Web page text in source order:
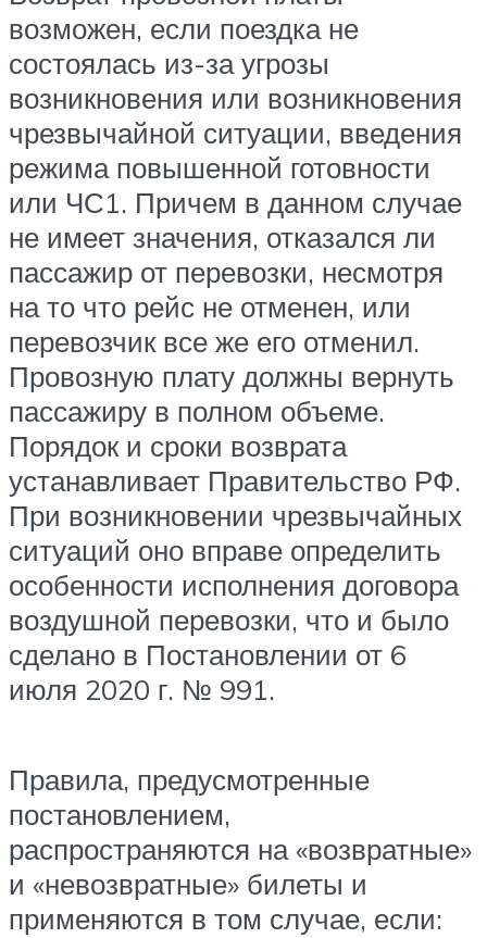
возможен, если поездка не
состоялась из-за угрозы
возникновения или возникновения
чрезвычайной ситуации, введения
режима повышенной готовности
или ЧС1. Причем в данном случае
не имеет значения, отказался ли
пассажир от перевозки, несмотря
на то что рейс не отменен, или
перевозчик все же его отменил.
Провозную плату должны вернуть
пассажиру в полном объеме.
Порядок и сроки возврата
устанавливает Правительство РФ.
При возникновении чрезвычайных
ситуаций оно вправе определить
особенности исполнения договора
воздушной перевозки, что и было
сделано в Постановлении от 6
июля 2020 г. № 991.
Правила, предусмотренные
постановлением,
распространяются на «возвратные»
и «невозвратные» билеты и
применяются в том случае, если: